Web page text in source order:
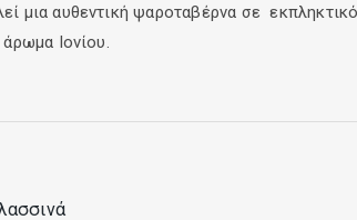
μια αυθεντική ψαροταβέρνα σε
Ιονίου.